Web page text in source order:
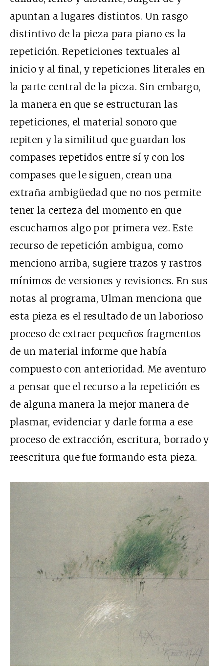
apuntan a lugares distintos. Un rasgo
distintivo de la pieza para piano es la
repetición. Repeticiones textuales al
inicio y al final, y repeticiones literales en
la parte central de la pieza. Sin embargo,
la manera en que se estructuran las
repeticiones, el material sonoro que
repiten y la similitud que guardan los
compases repetidos entre sí y con los
compases que le siguen, crean una
extraña ambigüedad que no nos permite
tener la certeza del momento en que
escuchamos algo por primera vez. Este
recurso de repetición ambigua, como
menciono arriba, sugiere trazos y rastros
mínimos de versiones y revisiones. En sus
notas al programa, Ulman menciona que
esta pieza es el resultado de un laborioso
proceso de extraer pequeños fragmentos
de un material informe que había
compuesto con anterioridad. Me aventuro
a pensar que el recurso a la repetición es
de alguna manera la mejor manera de
plasmar, evidenciar y darle forma a ese
proceso de extracción, escritura, borrado y
reescritura que fue formando esta pieza.